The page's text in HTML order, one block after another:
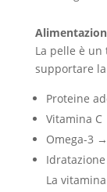
La pelle è
supportare
Proteine
Vitamina
Omega-3
La